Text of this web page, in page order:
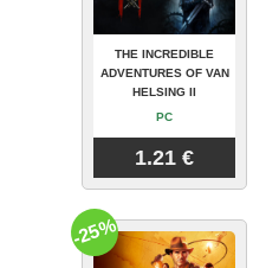
THE INCREDIBLE
ADVENTURES OF VAN
HELSING II
PC
1.21 €
-25%